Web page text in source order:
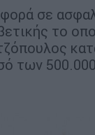
σε
το
των